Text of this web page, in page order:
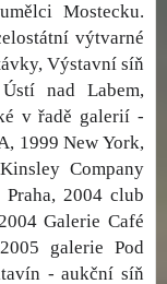
Mostecku.
výtvarné
Výstavní síň
nad Labem,
v řadě galerií -
1999 New York,
Company
2004 club
Galerie Café
galerie Pod
- aukční síň